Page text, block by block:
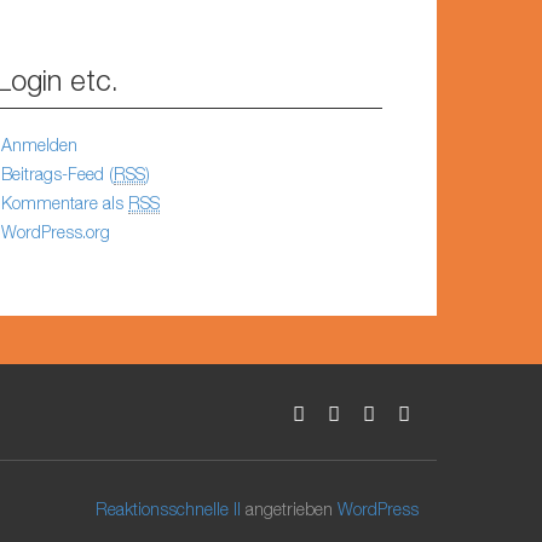
etc.
Anmelden
Beitrags-Feed (RSS)
Kommentare als RSS
WordPress.org
Reaktionsschnelle II angetrieben WordPress